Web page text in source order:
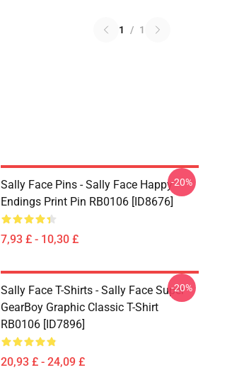
1 / 1
Sally Face Pins - Sally Face Happy
Endings Print Pin RB0106 [ID8676]
7,93 £ - 10,30 £
-20%
Sally Face T-Shirts - Sally Face Super
GearBoy Graphic Classic T-Shirt
RB0106 [ID7896]
20,93 £ - 24,09 £
-20%